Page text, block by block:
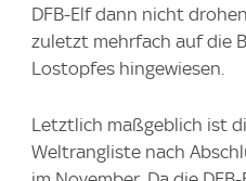
DFB-Elf dann nicht
zuletzt mehrfach auf die
Lostopfes hingewiesen.
Letztlich maßgeblich ist
Weltrangliste nach